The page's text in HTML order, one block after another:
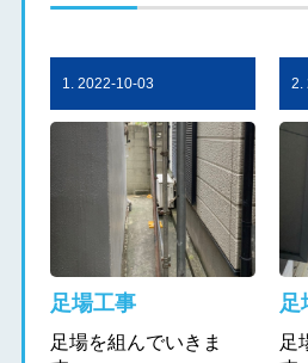
1. 2022-10-03
足場工事
足場を組んでいきま
2.
足
足